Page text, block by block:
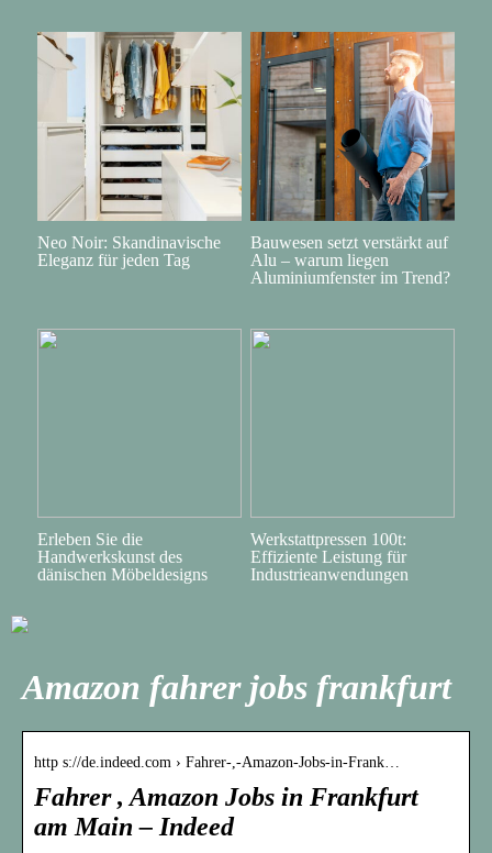
Neo Noir: Skandinavische
Eleganz für jeden Tag
Bauwesen setzt verstärkt auf
Alu – warum liegen
Aluminiumfenster im Trend?
Erleben Sie die
Handwerkskunst des
dänischen Möbeldesigns
Werkstattpressen 100t:
Effiziente Leistung für
Industrieanwendungen
Amazon fahrer jobs frankfurt
http s://de.indeed.com › Fahrer-,-Amazon-Jobs-in-Frank…
Fahrer , Amazon Jobs in Frankfurt
am Main – Indeed